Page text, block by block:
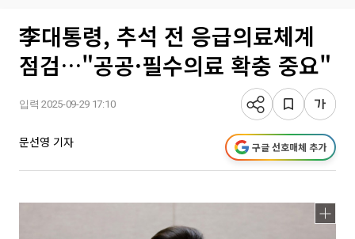
李대통령, 추석 전 응급의료체계
점검…"공공·필수의료 확충 중요"
입력 2025-09-29 17:10
문선영 기자 구글 선호매체 추가